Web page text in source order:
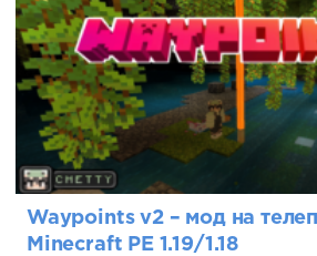
Waypoints v2 – мод на
Minecraft PE 1.19/1.18